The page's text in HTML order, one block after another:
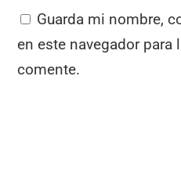
Guarda mi nombre,
en este navegador para
comente.